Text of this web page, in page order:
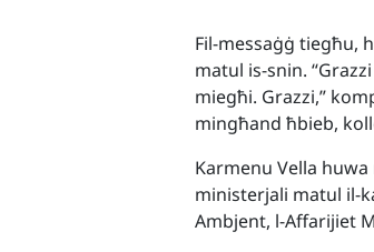
Fil-messaġġ tiegħu,
matul is-snin.
miegħi. Grazzi,”
mingħand ħbieb,
Karmenu Vella
ministerjali matul il-
Ambjent, l-Affarijiet